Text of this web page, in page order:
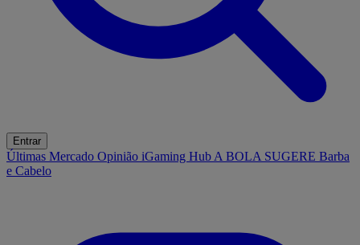
Entrar
Últimas Mercado Opinião iGaming Hub A BOLA SUGERE Barba
e Cabelo